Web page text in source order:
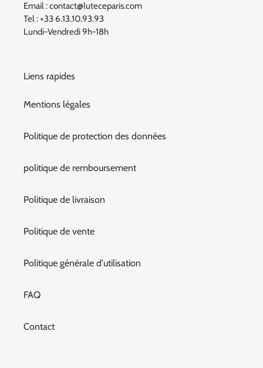
Email : contact@luteceparis.com
Tel : +33 6.13.10.93.93
Lundi-Vendredi 9h-18h
Liens rapides
Mentions légales
Politique de protection des données
politique de remboursement
Politique de livraison
Politique de vente
Politique générale d'utilisation
FAQ
Contact